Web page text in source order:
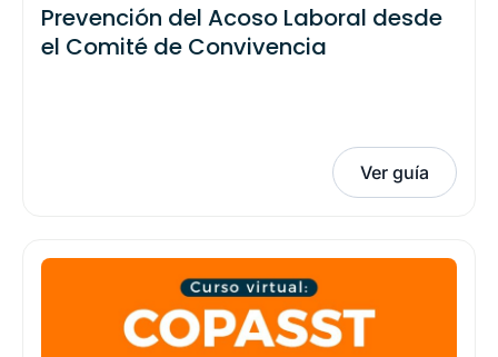
Prevención del Acoso Laboral desde
el Comité de Convivencia
Ver guía